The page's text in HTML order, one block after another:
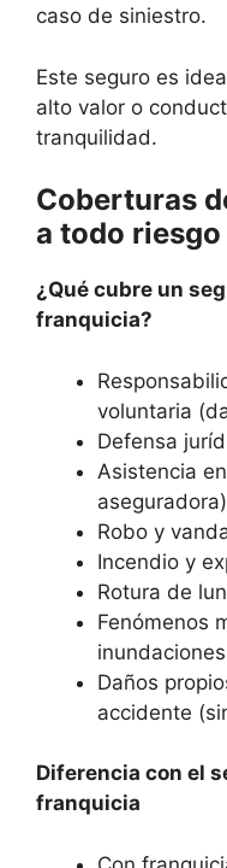
caso de siniestro.
Este seguro es
alto valor o
tranquilidad.
Coberturas
a todo
¿Qué cubre un
franquicia?
voluntaria
Defensa
Asistencia
Robo y
Incendio y
Rotura de
Fenómenos
Daños
accidente
Diferencia con el
franquicia